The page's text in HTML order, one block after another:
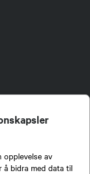
av
å bidra med data til
kunnskap om jakt og
sterkt jakt-, fiske-, og